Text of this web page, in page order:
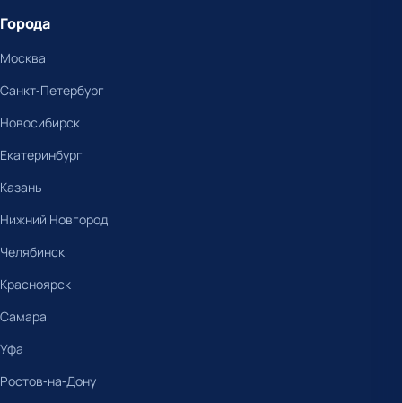
Города
Москва
Санкт-Петербург
Новосибирск
Екатеринбург
Казань
Нижний Новгород
Челябинск
Красноярск
Самара
Уфа
Ростов-на-Дону